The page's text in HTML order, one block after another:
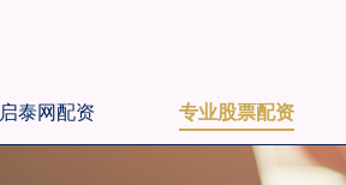
启泰网配资 专业股票配资